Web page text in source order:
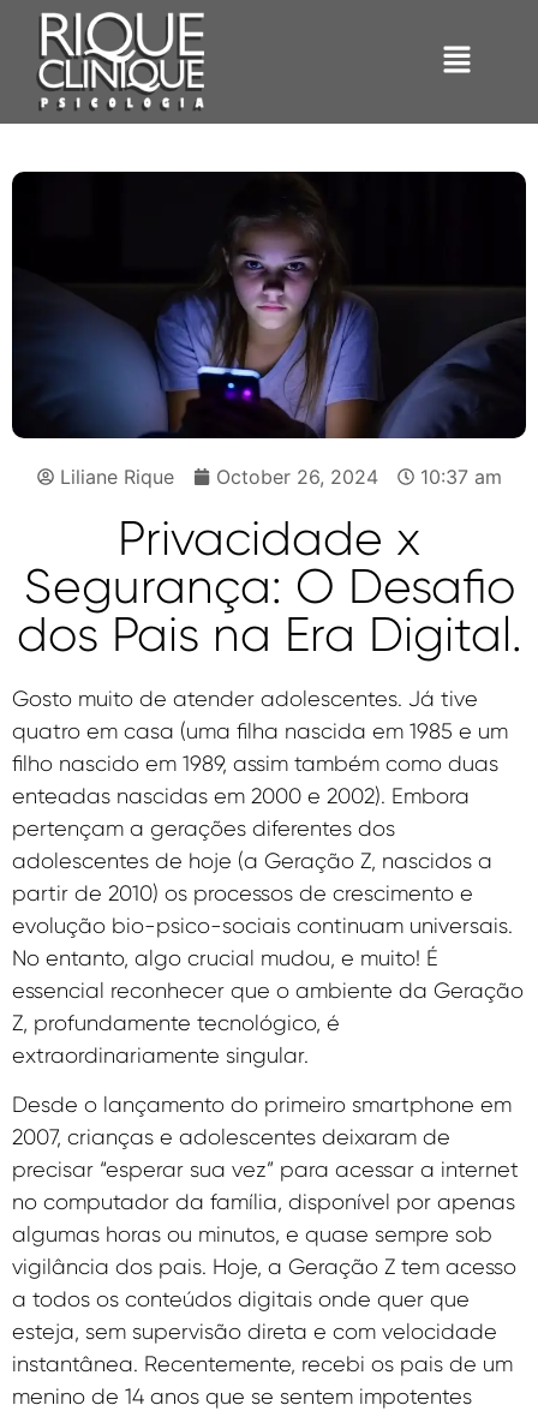
Liliane Rique October 26, 2024 10:37 am
Privacidade x
Segurança: O Desafio
dos Pais na Era Digital.
Gosto muito de atender adolescentes. Já tive
quatro em casa (uma filha nascida em 1985 e um
filho nascido em 1989, assim também como duas
enteadas nascidas em 2000 e 2002). Embora
pertençam a gerações diferentes dos
adolescentes de hoje (a Geração Z, nascidos a
partir de 2010) os processos de crescimento e
evolução bio-psico-sociais continuam universais.
No entanto, algo crucial mudou, e muito! É
essencial reconhecer que o ambiente da Geração
Z, profundamente tecnológico, é
extraordinariamente singular.
Desde o lançamento do primeiro smartphone em
2007, crianças e adolescentes deixaram de
precisar “esperar sua vez” para acessar a internet
no computador da família, disponível por apenas
algumas horas ou minutos, e quase sempre sob
vigilância dos pais. Hoje, a Geração Z tem acesso
a todos os conteúdos digitais onde quer que
esteja, sem supervisão direta e com velocidade
instantânea. Recentemente, recebi os pais de um
menino de 14 anos que se sentem impotentes